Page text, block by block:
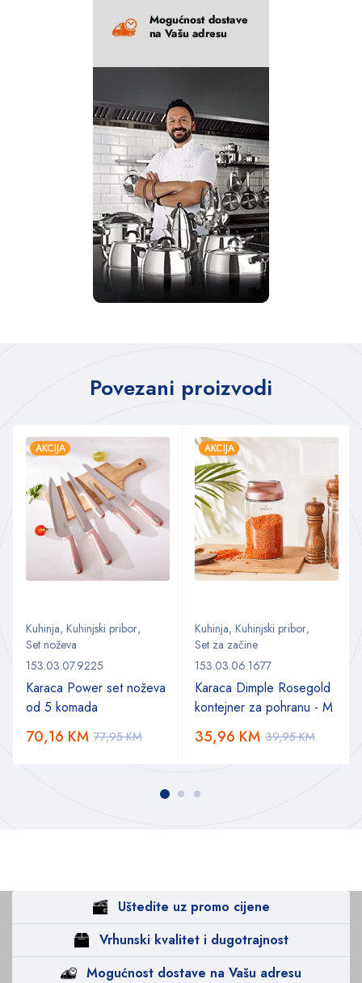
Povezani proizvodi
AKCIJA
Kuhinja, Kuhinjski pribor,
Set noževa
153.03.07.9225
Karaca Power set noževa
od 5 komada
77,95KM
70,16 KM
AKCIJA
Kuhinja, Kuhinjski pribor,
Set za začine
153.03.06.1677
Karaca Dimple Rosegold
kontejner za pohranu - M
39,95KM
35,96 KM
Uštedite uz promo cijene
Vrhunski kvalitet i dugotrajnost
Mogućnost dostave na Vašu adresu